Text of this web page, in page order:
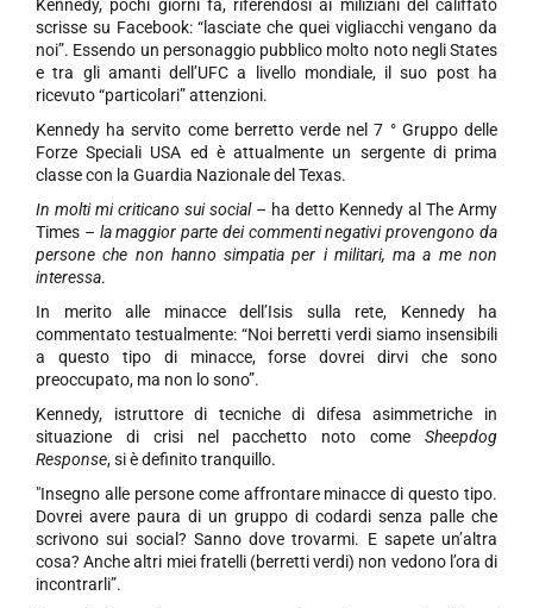
Kennedy, pochi giorni fa, riferendosi ai miliziani del califfato
scrisse su Facebook: “lasciate che quei vigliacchi vengano da
noi”. Essendo un personaggio pubblico molto noto negli States
e tra gli amanti dell’UFC a livello mondiale, il suo post ha
ricevuto “particolari” attenzioni.
Kennedy ha servito come berretto verde nel 7 ° Gruppo delle
Forze Speciali USA ed è attualmente un sergente di prima
classe con la Guardia Nazionale del Texas.
In molti mi criticano sui social– ha detto Kennedy al The Army
Times – la maggior parte dei commenti negativi provengono da
persone che non hanno simpatia per i militari, ma a me non
interessa.
In merito alle minacce dell’Isis sulla rete, Kennedy ha
commentato testualmente: “Noi berretti verdi siamo insensibili
a questo tipo di minacce, forse dovrei dirvi che sono
preoccupato, ma non lo sono”.
Kennedy, istruttore di tecniche di difesa asimmetriche in
situazione di crisi nel pacchetto noto come Sheepdog
Response, si è definito tranquillo.
"Insegno alle persone come affrontare minacce di questo tipo.
Dovrei avere paura di un gruppo di codardi senza palle che
scrivono sui social? Sanno dove trovarmi. E sapete un’altra
cosa? Anche altri miei fratelli (berretti verdi) non vedono l’ora di
incontrarli”.